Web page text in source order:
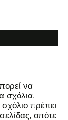
να
σχόλια,
πρέπει
οπότε